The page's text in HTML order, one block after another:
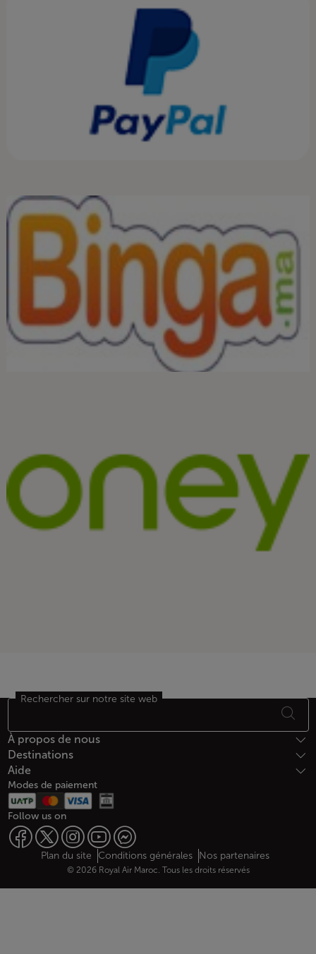
Bas de page Plan du site
Rechercher sur notre site web
À propos de nous
Destinations
Aide
Modes de paiement
Follow us on
Web map links
$Title.getData()
Plan du site Conditions générales Nos partenaires
© 2026 Royal Air Maroc. Tous les droits réservés